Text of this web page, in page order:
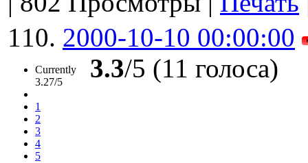
110. 2000-10-10 00:00:00
Currently
3.27/5
1
2
3
4
5
3.3/5 (11 голоса)